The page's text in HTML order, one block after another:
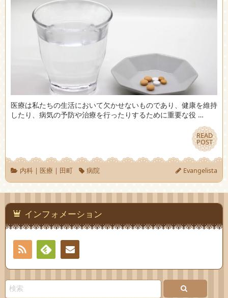
医療は私たちの生活において欠かせないものであり、健康を維持
したり、病気の予防や治療を行ったりするために重要な役 …
READ
POST
READ
POST
内科| 医療 | 田町 病院 Evangelista
インフォメーション
RSS
Feedlyお問